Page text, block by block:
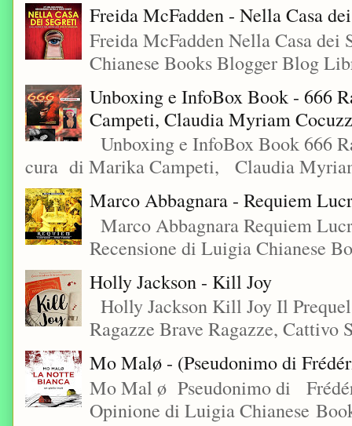
Freida McFadden - Nella Casa
Freida McFadden Nella Casa
Chianese Books Blogger Blog
Unboxing e InfoBox Book - 666
Campeti, Claudia Myriam
Unboxing e InfoBox Book 666
cura di Marika Campeti, Claudia
Marco Abbagnara - Requiem
Marco Abbagnara Requiem
Recensione di Luigia Chianese
Holly Jackson - Kill Joy
Holly Jackson Kill Joy Il
Ragazze Brave Ragazze, Cattivo
Mo Malø - (Pseudonimo di
Mo Mal ø Pseudonimo di
Opinione di Luigia Chianese